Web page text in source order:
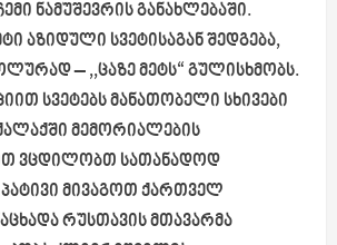
ნამუშევრის განახლებაში.
აზიდული სვეტისაგან შედგება,
– ,,ცაზე მეტს“ გულისხმობს.
სვეტებს მანათობელი სხივები
მემორიალების
ვცდილობთ სათანადოდ
მივაგოთ ქართველ
რუსთავის მთავარმა